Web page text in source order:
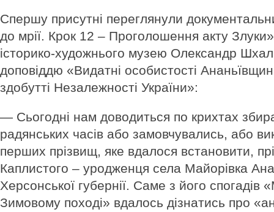
Спершу присутні переглянули
до мрії. Крок 12 – Проголошення акту
історико-художнього музею Олександр
доповіддю «Видатні особистості
здобутті Незалежності України»:
— Сьогодні нам доводиться по крихтах
радянських часів або замовчувались, або
перших прізвищ, яке вдалося встановити,
Каплистого – уродженця села Майорівка
Херсонської губернії. Саме з його спогадів
Зимовому поході» вдалось дізнатись про